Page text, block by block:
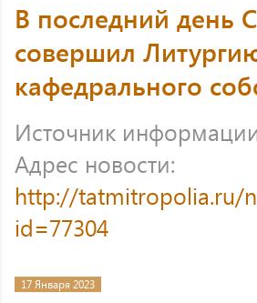
В последний день
совершил
кафедрального
Источник
Адрес новости:
http://tatmitropolia.ru/
id=77304
17 Января 2023